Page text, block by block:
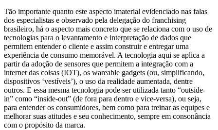
Tão importante quanto este aspecto imaterial evidenciado nas falas
dos especialistas e observado pela delegação do franchising
brasileiro, há o aspecto mais concreto que se relaciona com o uso de
tecnologias para o levantamento e interpretação de dados que
permitem entender o cliente e assim construir e entregar uma
experiência de consumo memorável. A tecnologia aqui se aplica a
partir da adoção de sensores que permitem a integração com a
internet das coisas (IOT), os wareable gadgets (ou, simplificando,
dispositivos ‘vestíveis’), o uso da realidade aumentada, dentre
outros. E essa mesma tecnologia pode ser utilizada tanto “outside-
in” como “inside-out” (de fora para dentro e vice-versa), ou seja,
para entender os consumidores, bem como para treinar as equipes e
melhorar suas atitudes e seu conhecimento, sempre em consonância
com o propósito da marca.